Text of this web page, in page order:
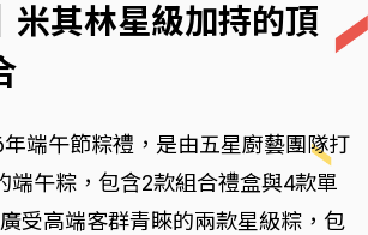
米其林星級加持的頂
端午節粽禮，是由五星廚藝團隊打
端午粽，包含2款組合禮盒與4款單
受高端客群青睞的兩款星級粽，包